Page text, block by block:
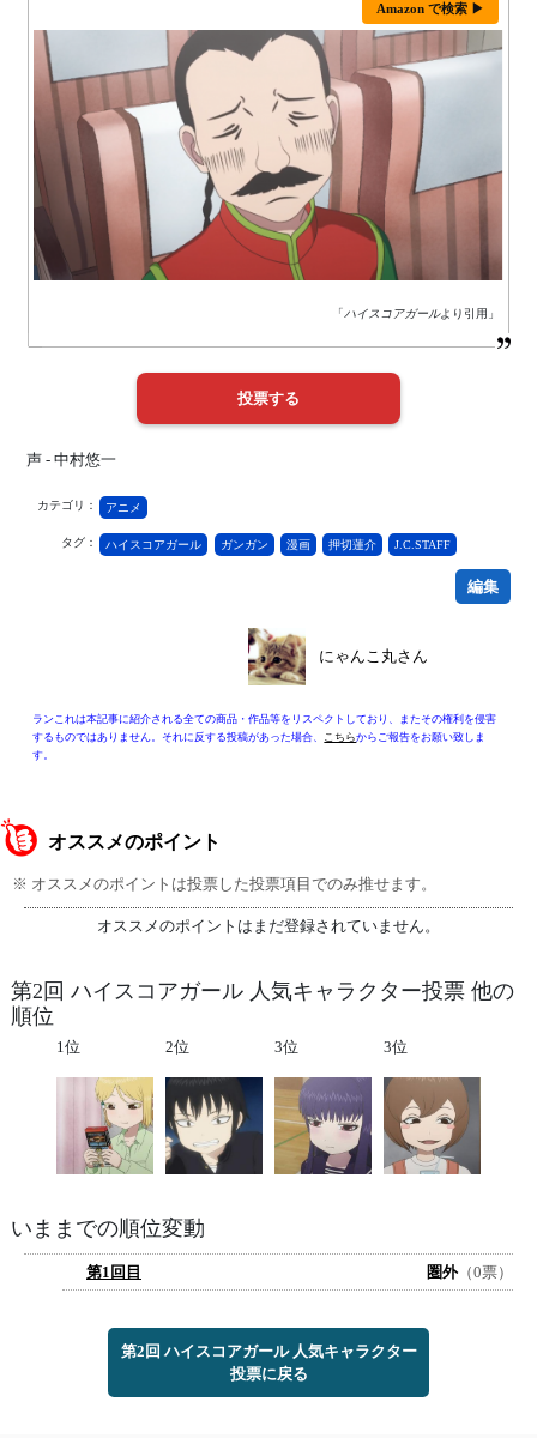
Amazon で検索 ▶
「 ハイスコアガールより引用」
声 - 中村悠一
カテゴリ： アニメ
タグ： ハイスコアガール ガンガン 漫画 押切蓮介 J.C.STAFF
編集
にゃんこ丸さん
ランこれは本記事に紹介される全ての商品・作品等をリスペクトしており、またその権利を侵害
するものではありません。それに反する投稿があった場合、 こちらからご報告をお願い致しま
す。
オススメのポイント
※ オススメのポイントは投票した投票項目でのみ推せます。
オススメのポイントはまだ登録されていません。
第2回 ハイスコアガール 人気キャラクター投票 他の
順位
1位 2位 3位 3位
いままでの順位変動
第1回目 圏外（0票）
第2回 ハイスコアガール 人気キャラクター
投票に戻る